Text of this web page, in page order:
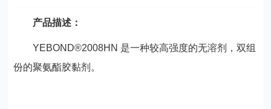
产品描述：
YEBOND®2008HN 是一种较高强度的无溶剂，双组
份的聚氨酯胶黏剂。